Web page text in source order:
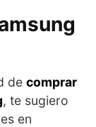
de comprar
, te sugiero
en